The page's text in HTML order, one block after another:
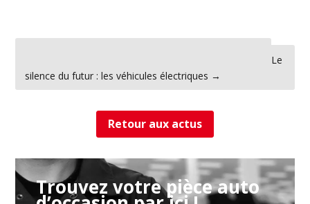
Le
silence du futur : les véhicules électriques →
Retour aux actus
Trouvez votre pièce auto